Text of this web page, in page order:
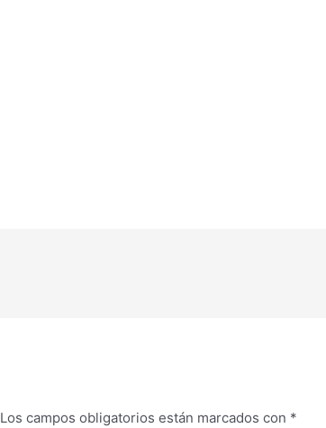
Los campos obligatorios están marcados con *